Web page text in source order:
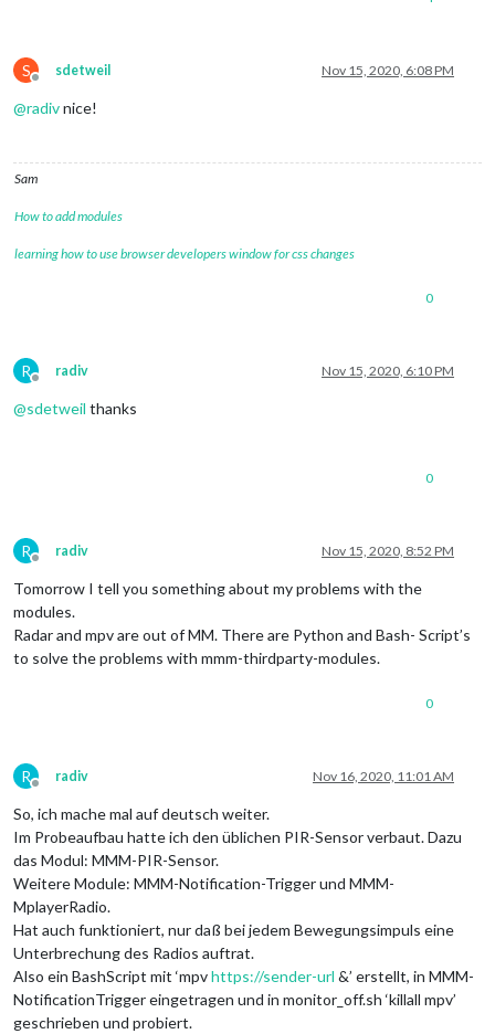
S
Offline
sdetweil Nov 15, 2020, 6:08 PM
@radivnice!
Sam
How to add modules
learning how to use browser developers window for css changes
0
R
Offline
radiv Nov 15, 2020, 6:10 PM
@sdetweil thanks
0
R
Offline
radiv Nov 15, 2020, 8:52 PM
Tomorrow I tell you something about my problems with the
modules.
Radar and mpv are out of MM. There are Python and Bash- Script’s
to solve the problems with mmm-thirdparty-modules.
0
R
Offline
radiv Nov 16, 2020, 11:01 AM
So, ich mache mal auf deutsch weiter.
Im Probeaufbau hatte ich den üblichen PIR-Sensor verbaut. Dazu
das Modul: MMM-PIR-Sensor.
Weitere Module: MMM-Notification-Trigger und MMM-
MplayerRadio.
Hat auch funktioniert, nur daß bei jedem Bewegungsimpuls eine
Unterbrechung des Radios auftrat.
Also ein BashScript mit ‘mpvhttps://sender-url &’ erstellt, in MMM-
NotificationTrigger eingetragen und in monitor_off.sh ‘killall mpv’
geschrieben und probiert.